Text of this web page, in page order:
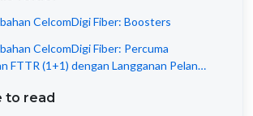
CelcomDigi Fiber: Boosters
CelcomDigi Fiber: Percuma
FTTR (1+1) dengan Langganan Pelan
to read